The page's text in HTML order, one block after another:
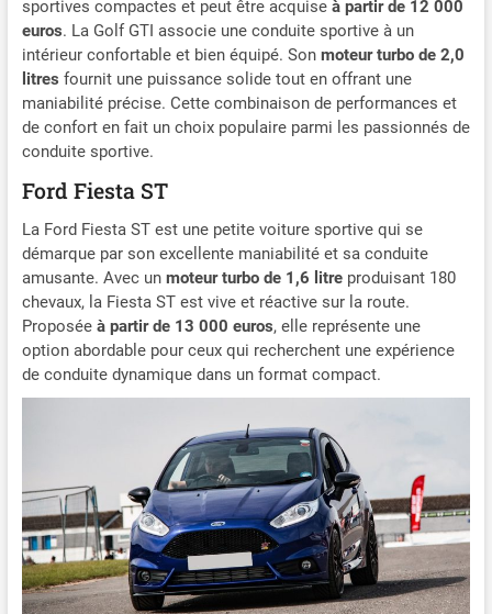
sportives compactes et peut être acquise à partir de 12 000
euros. La Golf GTI associe une conduite sportive à un
intérieur confortable et bien équipé. Son moteur turbo de 2,0
litres fournit une puissance solide tout en offrant une
maniabilité précise. Cette combinaison de performances et
de confort en fait un choix populaire parmi les passionnés de
conduite sportive.
Ford Fiesta ST
La Ford Fiesta ST est une petite voiture sportive qui se
démarque par son excellente maniabilité et sa conduite
amusante. Avec un moteur turbo de 1,6 litreproduisant 180
chevaux, la Fiesta ST est vive et réactive sur la route.
Proposée à partir de 13 000 euros, elle représente une
option abordable pour ceux qui recherchent une expérience
de conduite dynamique dans un format compact.